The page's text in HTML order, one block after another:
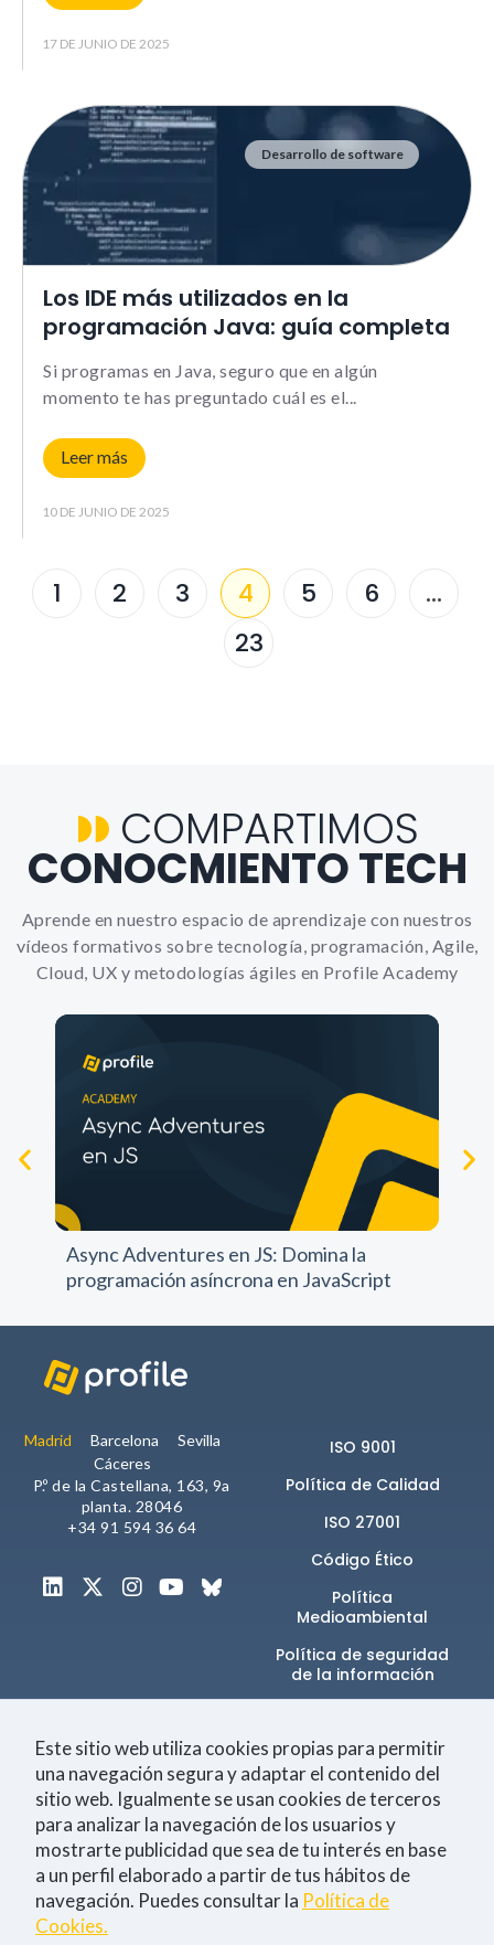
17 DE JUNIO DE 2025
Desarrollo de software
Los IDE más utilizados en la
programación Java: guía completa
Si programas en Java, seguro que en algún
momento te has preguntado cuál es el
Leer más
10 DE JUNIO DE 2025
1 2 3 4 5 6
…
23
COMPARTIMOS
CONOCMIENTO TECH
Aprende en nuestro espacio de aprendizaje con nuestros
vídeos formativos sobre tecnología, programación, Agile,
Cloud, UX y metodologías ágiles en Profile Academy
Async Adventures en JS: Domina la
programación asíncrona en JavaScript
Madrid Barcelona
Sevilla
Cáceres
P.º de la Castellana, 163, 9a
planta. 28046
+34 91 594 36 64
ISO 9001
Política de Calidad
ISO 27001
Código Ético
Política
Medioambiental
Política de seguridad
de la información​
Únete a la comunidad
Tecnología Negocio Eventos
Empleo
Este sitio web utiliza cookies propias para permitir
una navegación segura y adaptar el contenido del
sitio web. Igualmente se usan cookies de terceros
para analizar la navegación de los usuarios y
mostrarte publicidad que sea de tu interés en base
a un perfil elaborado a partir de tus hábitos de
navegación. Puedes consultar la Política de
Cookies.